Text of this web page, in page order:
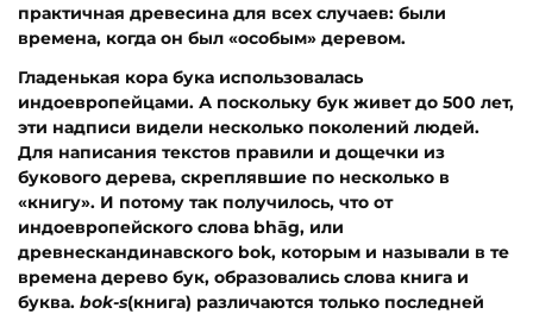
практичная древесина для всех случаев: были
времена, когда он был «особым» деревом.
Гладенькая кора бука использовалась
индоевропейцами. А поскольку бук живет до 500 лет,
эти надписи видели несколько поколений людей.
Для написания текстов правили и дощечки из
букового дерева, скреплявшие по несколько в
«книгу». И потому так получилось, что от
индоевропейского слова bhāg, или
древнескандинавского bok, которым и называли в те
времена дерево бук, образовались слова книга и
буква. bok-s(книга) различаются только последней